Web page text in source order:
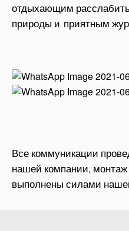
отдыхающим
природы и приятным
Все коммуникации
нашей компании, монтаж
выполнены силами